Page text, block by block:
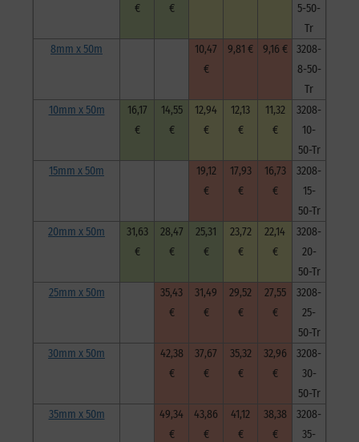
€
€
5-50-
Tr
8mm x 50m
10,47
€
9,81 € 9,16 €
3208-
8-50-
Tr
10mm x 50m
16,17
€
14,55
€
12,94
€
12,13
€
11,32
€
3208-
10-
50-Tr
15mm x 50m
19,12
€
17,93
€
16,73
€
3208-
15-
50-Tr
20mm x 50m
31,63
€
28,47
€
25,31
€
23,72
€
22,14
€
3208-
20-
50-Tr
25mm x 50m
35,43
€
31,49
€
29,52
€
27,55
€
3208-
25-
50-Tr
30mm x 50m
42,38
€
37,67
€
35,32
€
32,96
€
3208-
30-
50-Tr
35mm x 50m
49,34
€
43,86
€
41,12
€
38,38
€
3208-
35-